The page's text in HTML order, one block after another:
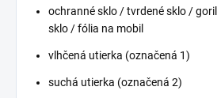
ochranné sklo / tvrdené sklo /
sklo / fólia na mobil
vlhčená utierka (označená 1)
suchá utierka (označená 2)